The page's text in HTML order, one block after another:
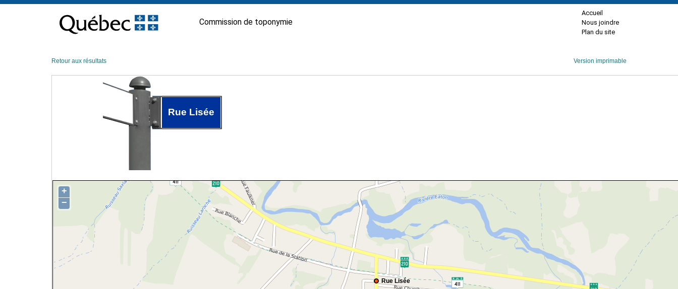
contenu
Commission de toponymie
Accueil
Nous joindre
Plan du site
Retour aux résultats Version imprimable
Rue Lisée
Rue Lisée
+
−